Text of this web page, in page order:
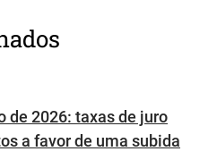
de 2026: taxas de juro
a favor de uma subida